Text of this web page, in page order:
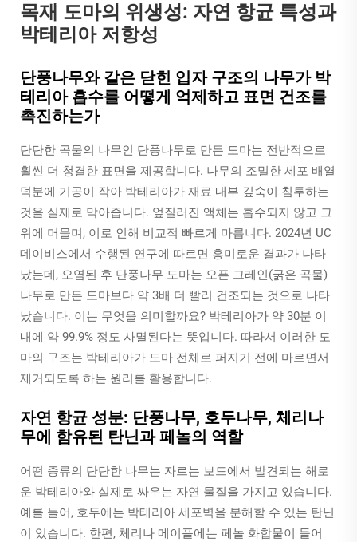
목재 도마의 위생성: 자연 항균 특성과
박테리아 저항성
단풍나무와 같은 닫힌 입자 구조의 나무가 박
테리아 흡수를 어떻게 억제하고 표면 건조를
촉진하는가
단단한 곡물의 나무인 단풍나무로 만든 도마는 전반적으로
훨씬 더 청결한 표면을 제공합니다. 나무의 조밀한 세포 배열
덕분에 기공이 작아 박테리아가 재료 내부 깊숙이 침투하는
것을 실제로 막아줍니다. 엎질러진 액체는 흡수되지 않고 그
위에 머물며, 이로 인해 비교적 빠르게 마릅니다. 2024년 UC
데이비스에서 수행된 연구에 따르면 흥미로운 결과가 나타
났는데, 오염된 후 단풍나무 도마는 오픈 그레인(굵은 곡물)
나무로 만든 도마보다 약 3배 더 빨리 건조되는 것으로 나타
났습니다. 이는 무엇을 의미할까요? 박테리아가 약 30분 이
내에 약 99.9% 정도 사멸된다는 뜻입니다. 따라서 이러한 도
마의 구조는 박테리아가 도마 전체로 퍼지기 전에 마르면서
제거되도록 하는 원리를 활용합니다.
자연 항균 성분: 단풍나무, 호두나무, 체리나
무에 함유된 탄닌과 페놀의 역할
어떤 종류의 단단한 나무는 자르는 보드에서 발견되는 해로
운 박테리아와 실제로 싸우는 자연 물질을 가지고 있습니다.
예를 들어, 호두에는 박테리아 세포벽을 분해할 수 있는 탄닌
이 있습니다. 한편, 체리나 메이플에는 페놀 화합물이 들어